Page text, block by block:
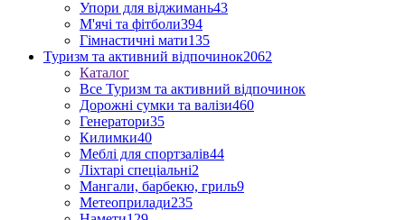
Упори для віджимань43
М'ячі та фітболи394
Гімнастичні мати135
Туризм та активний відпочинок2062
Каталог
Все Туризм та активний відпочинок
Дорожні сумки та валізи460
Генератори35
Килимки40
Меблі для спортзалів44
Ліхтарі спеціальні2
Мангали, барбекю, гриль9
Метеоприлади235